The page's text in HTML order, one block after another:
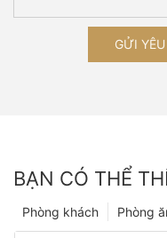
GỬI
BẠN CÓ THỂ
Phòng
Phòng khách